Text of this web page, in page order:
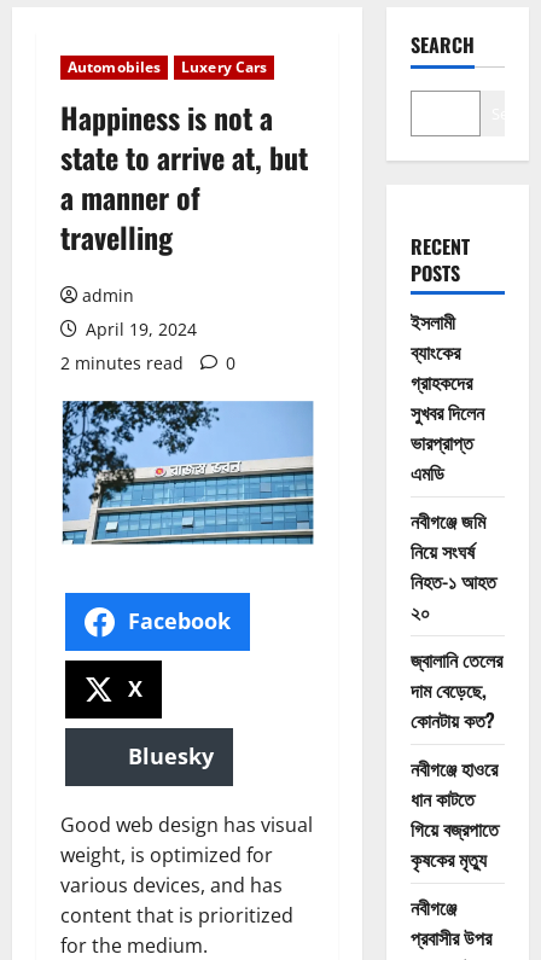
Automobiles Luxery Cars
Happiness is not a
state to arrive at, but
a manner of
travelling
admin
April 19, 2024
2 minutes read
0
Facebook
X
Bluesky
Good web design has visual
weight, is optimized for
various devices, and has
content that is prioritized
for the medium.
SEARCH
RECENT
POSTS
ইসলামী
ব্যাংকের
গ্রাহকদের
সুখবর দিলেন
ভারপ্রাপ্ত
এমডি
নবীগঞ্জে জমি
নিয়ে সংঘর্ষ
নিহত-১ আহত
২০
জ্বালানি তেলের
দাম বেড়েছে,
কোনটায় কত?
নবীগঞ্জে হাওরে
ধান কাটতে
গিয়ে বজ্রপাতে
কৃষকের মৃত্যু
নবীগঞ্জে
প্রবাসীর উপর